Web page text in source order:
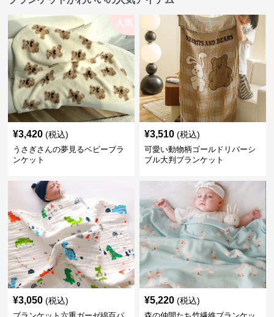
人気
¥3,420 (税込)
うさぎさんの夢見るベビーブラ
ンケット
¥3,510 (税込)
可愛い動物柄ゴールドリバーシ
ブル大判ブランケット
¥3,050 (税込) ¥5,220 (税込)